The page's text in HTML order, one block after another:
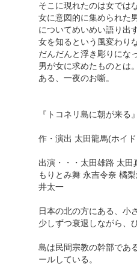
そこに現れたのは女では
女に意図的に集められた
についてめいめい語り出す
女を知るという風変わり
だんだんと浮き彫りにな
男が女に求めたものとは
ある、一夜のお噺。
『トコネリ島に朝が来る』
作・演出 太田龍馬(ホイ
出演・・・太田雄路 太
もりとみ舞 永吉令奈 橘
井太一
日本の北の方にある、小
少しずつ衰退しながら、
島は民間宗教の幹部であ
ールしている。